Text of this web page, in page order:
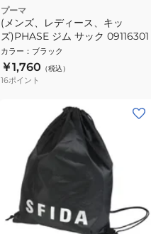
プーマ
(メンズ、レディース、キッ
ズ)PHASE ジム サック 09116301
カラー ： ブラック
￥1,760 （税込）
16ポイント